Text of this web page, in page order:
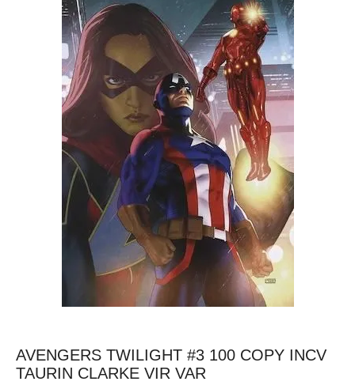
AVENGERS TWILIGHT #3 100 COPY INCV
TAURIN CLARKE VIR VAR